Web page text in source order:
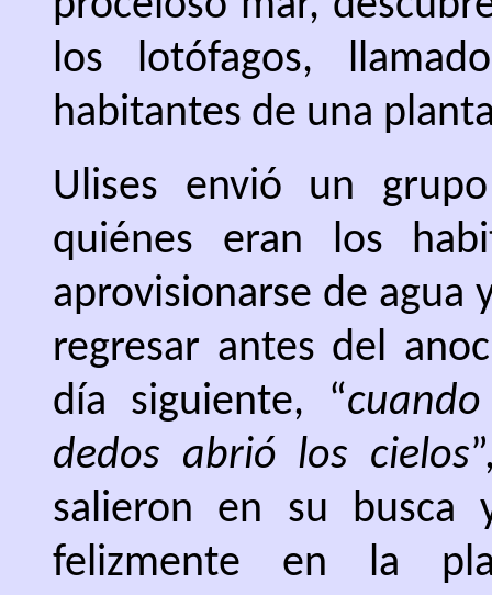
los lotófagos,
habitantes de una
Ulises envió un
quiénes eran los
aprovisionarse de agua
regresar antes del
día siguiente, “
dedos abrió los cielos
salieron en su busca
felizmente en la